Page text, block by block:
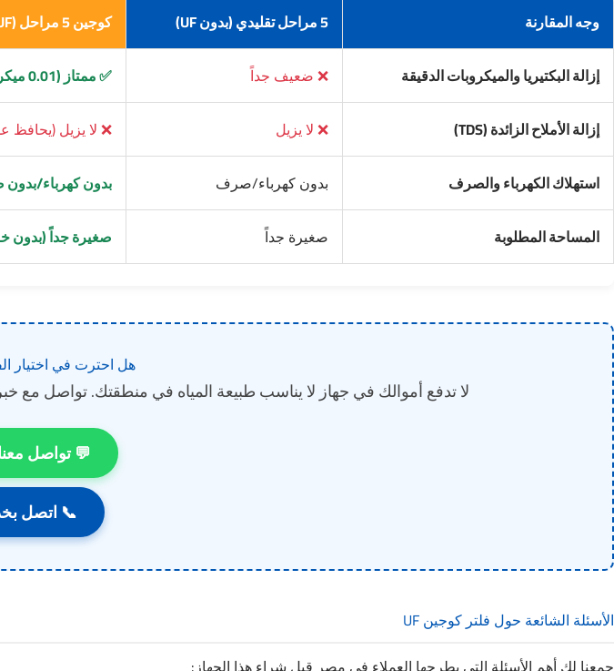
وجه المقارنة 5 مراحل تقليدي (بدون UF) كوجين 5 مراحل (UF)
إزالة البكتيريا والميكروبات الدقيقة
❌ ضعيف جداً ✅ ممتاز (0.01 ميكرون)
إزالة الأملاح الزائدة (TDS)
❌ لا يزيل ❌ لا يزيل (يحافظ
استهلاك الكهرباء والصرف
بدون كهرباء/صرف بدون كهرباء/
المساحة المطلوبة
صغيرة جداً صغيرة جداً (بدون
هل احترت في اختيار
لا تدفع أموالك في جهاز لا يناسب طبيعة المياه في منطقتك. تواصل مع
💬 تواصل
📞 اتصل
الأسئلة الشائعة حول فلتر كوجين UF